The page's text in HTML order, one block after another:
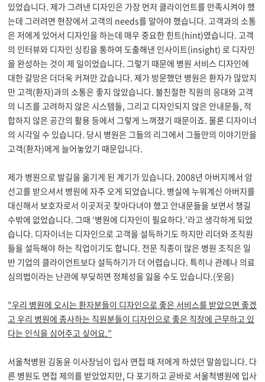
있었습니다. 제가 그려낸 디자인은 가장 먼저 클라이언트를 만족시켜야 했
는데 그러려면 현장에서 고객의 needs를 알아야 했습니다. 고객과의 소통
은 저에게 있어서 디자인을 하는데 매우 중요한 힌트(hint)였습니다. 고객
의 인터뷰와 디자인 싱킹을 통하여 도출해낸 인사이트(insight) 로 디자인
을 완성하는 것이 제 일이었습니다. 그렇기 때문에 병원 서비스 디자인에
대한 갈망은 더더욱 커져만 갔습니다. 제가 방문했던 병원은 환자가 많았지
만 고객(환자)과의 소통은 좋지 않았습니다. 불친절한 직원의 응대와 고객
의 니즈를 고려하지 않은 시스템들, 그리고 디자인되지 않은 안내문들, 적
합하지 않은 공간의 활용 등에서 그렇게 느껴졌기 때문이죠. 물론 디자이너
의 시각일 수 있습니다. 당시 병원은 그들의 리그에서 그들만의 이야기만을
고객(환자)에게 늘어놓았기 때문입니다.
제가 병원으로 발길을 옮기게 된 계기가 있습니다. 2008년 아버지께서 암
선고를 받으셔서 병원에 자주 오게 되었습니다. 병실에 누워계신 아버지를
대신해서 보호자로서 이곳저곳 찾아다녀야 했고 안내문들을 보면서 챙길
수밖에 없었습니다. 그때 ‘병원에 디자인이 필요하다.’라고 생각하게 되었
습니다. 디자이너는 디자인으로 고객을 설득하기도 하지만 리더와 조직원
들을 설득해야 하는 직업이기도 합니다. 전문 직종이 많은 병원 조직은 일
반 기업의 클라이언트보다 설득하기가 더 어렵습니다. 특히나 관례나 의료
심의법이라는 난관에 부딪히면 정체성을 잃을 수도 있습니다.(웃음)
"우리 병원에 오시는 환자분들이 디자인으로 좋은 서비스를 받았으면 좋겠
고 우리 병원에 종사하는 직원분들이 디자인으로 좋은 직장에 근무하고 있
다는 인식을 심어주고 싶어요.”
서울척병원 김동윤 이사장님이 입사 면접 때 저에게 하셨던 말씀입니다. 다
른 병원도 면접 제의를 받았었지만, 다 포기하고 곧바로 서울척병원에 입사